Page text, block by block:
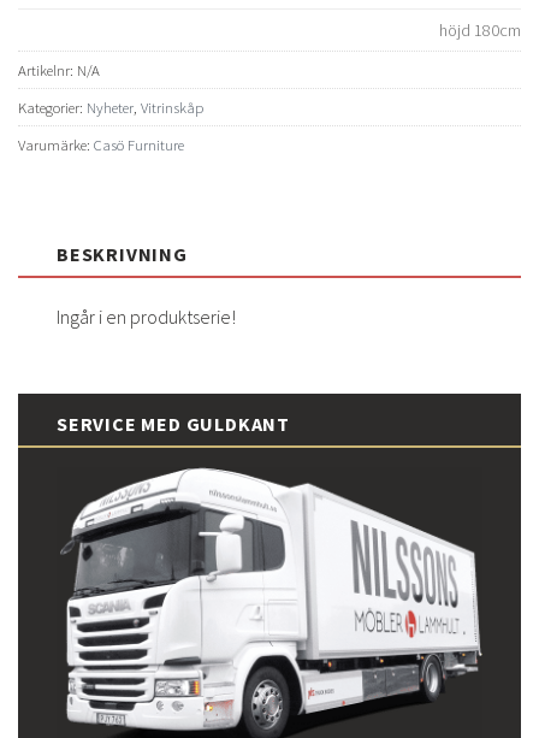
höjd 180cm
Artikelnr: N/A
Kategorier: Nyheter Vitrinskåp
Varumärke: Casö Furniture
BESKRIVNING
Ingår i en produktserie!
SERVICE MED GULDKANT